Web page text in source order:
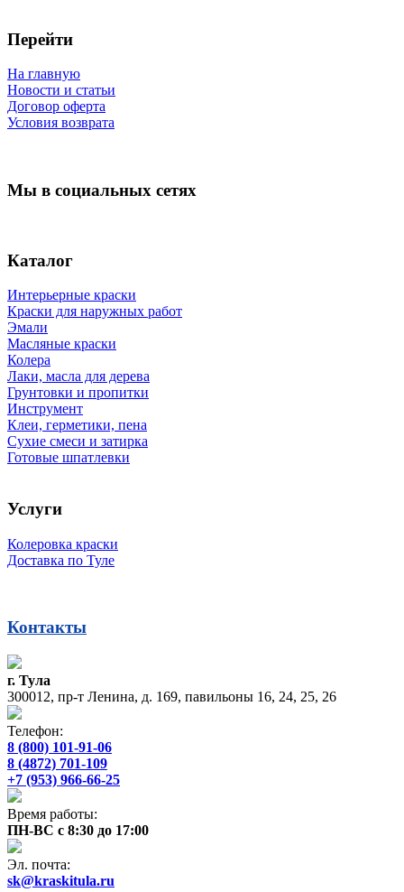
Перейти
На главную
Новости и статьи
Договор оферта
Условия возврата
Мы в социальных сетях
Каталог
Интерьерные краски
Краски для наружных работ
Эмали
Масляные краски
Колера
Лаки, масла для дерева
Грунтовки и пропитки
Инструмент
Клеи, герметики, пена
Сухие смеси и затирка
Готовые шпатлевки
Услуги
Колеровка краски
Доставка по Туле
Контакты
г. Тула
300012, пр-т Ленина, д. 169, павильоны 16, 24, 25, 26
Телефон:
8 (800) 101-91-06
8 (4872) 701-109
+7 (953) 966-66-25
Время работы:
ПН-ВС с 8:30 до 17:00
Эл. почта:
sk@kraskitula.ru